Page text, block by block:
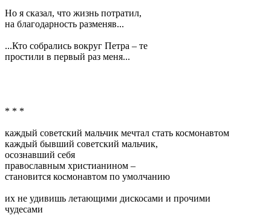
Но я сказал, что жизнь потратил,
на благодарность разменяв...
...Кто собрались вокруг Петра – те
простили в первый раз меня...
* * *
каждый советский мальчик мечтал стать космонавтом
каждый бывший советский мальчик,
осознавший себя
православным христианином –
становится космонавтом по умолчанию
их не удивишь летающими дискосами и прочими
чудесами